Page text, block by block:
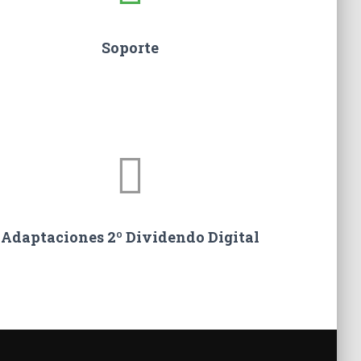
Soporte
Adaptaciones 2º Dividendo Digital